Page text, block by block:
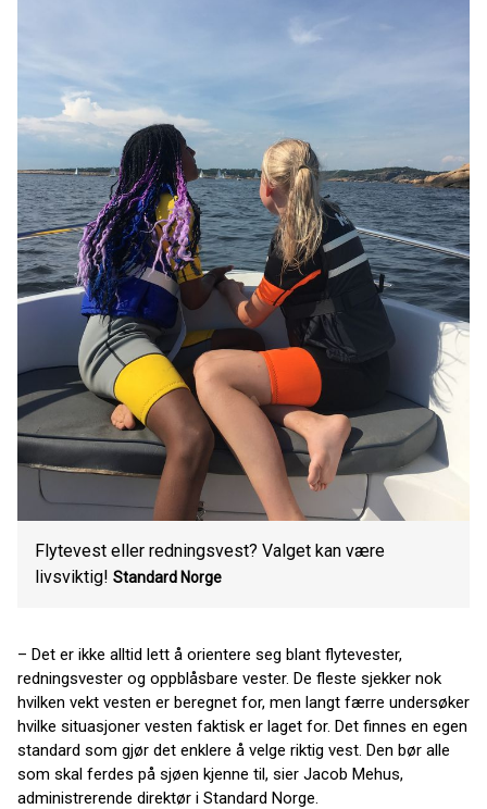
Flytevest eller redningsvest? Valget kan være
livsviktig! Standard Norge
– Det er ikke alltid lett å orientere seg blant flytevester,
redningsvester og oppblåsbare vester. De fleste sjekker nok
hvilken vekt vesten er beregnet for, men langt færre undersøker
hvilke situasjoner vesten faktisk er laget for. Det finnes en egen
standard som gjør det enklere å velge riktig vest. Den bør alle
som skal ferdes på sjøen kjenne til, sier Jacob Mehus,
administrerende direktør i Standard Norge.